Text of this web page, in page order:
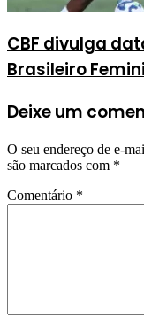
CBF divulga
Brasileiro
Deixe um
O seu endereço de e-
são marcados com *
Comentário *